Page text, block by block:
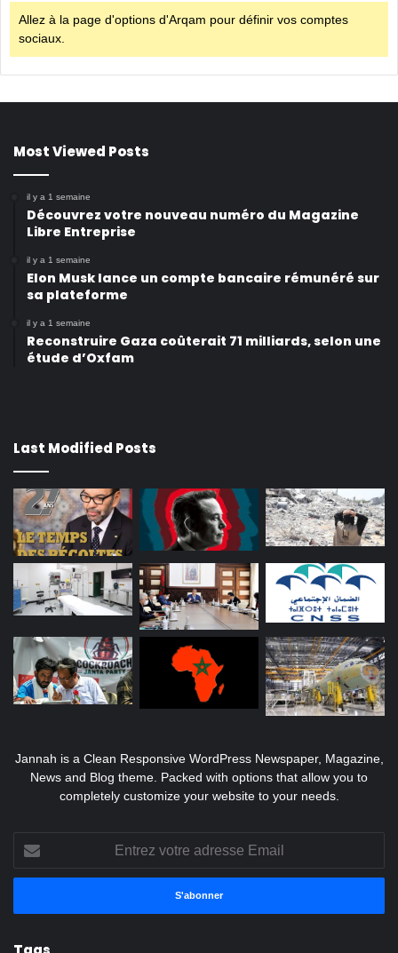
Allez à la page d'options d'Arqam pour définir vos comptes
sociaux.
Most Viewed Posts
il y a 1 semaine
Découvrez votre nouveau numéro du Magazine
Libre Entreprise
il y a 1 semaine
Elon Musk lance un compte bancaire rémunéré sur
sa plateforme
il y a 1 semaine
Reconstruire Gaza coûterait 71 milliards, selon une
étude d’Oxfam
Last Modified Posts
Jannah is a Clean Responsive WordPress Newspaper, Magazine,
News and Blog theme. Packed with options that allow you to
completely customize your website to your needs.
votre
adresse